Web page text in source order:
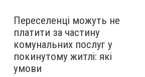
Переселенці можуть не
платити за частину
комунальних послуг у
покинутому житлі: які
умови